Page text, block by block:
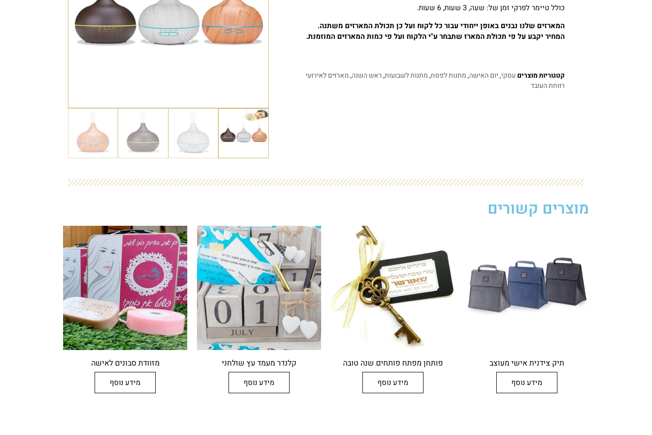
כולל טיימר לפרקי זמן של: שעה, 3 שעות, 6 שעות.
המארזים שלנו נבנים באופן ייחודי עבור כל לקוח ועל כן תכולת המארזים משתנה.
המחיר יקבע על פי תכולת המארז שתבחר ע"י הלקוח ועל פי כמות המארזים המוזמנת.
קטגוריות מוצרים עסקי,יום האישה,מתנות לפסח,מתנות לשבועות,ראש השנה,מארזים לאירועי
רווחת העובד
מוצרים קשורים
תיק צידנית אישי מעוצב
מידע נוסף
פותחן מפתח פותחים שנה טובה
מידע נוסף
קלנדר מעמד עץ שולחני
מידע נוסף
מזוודת סבונים לאישה
מידע נוסף